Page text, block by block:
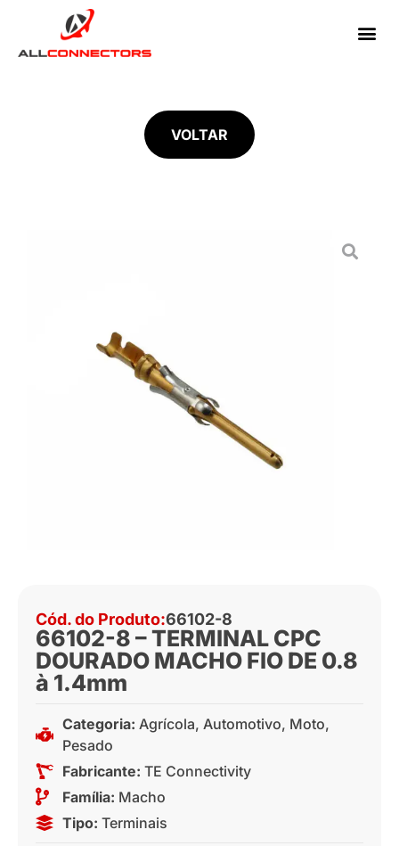
VOLTAR
Cód. do Produto:66102-8
66102-8 – TERMINAL CPC
DOURADO MACHO FIO DE 0.8
à 1.4mm
Categoria: Agrícola, Automotivo, Moto,
Pesado
Fabricante: TE Connectivity
Família: Macho
Tipo: Terminais